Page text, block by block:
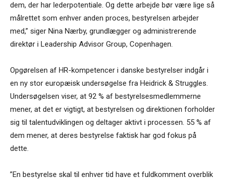
dem, der har lederpotentiale. Og dette arbejde bør være lige så
målrettet som enhver anden proces, bestyrelsen arbejder
med,” siger Nina Nærby, grundlægger og administrerende
direktør i Leadership Advisor Group, Copenhagen.
Opgørelsen af HR-kompetencer i danske bestyrelser indgår i
en ny stor europæisk undersøgelse fra Heidrick & Struggles.
Undersøgelsen viser, at 92 % af bestyrelsesmedlemmerne
mener, at det er vigtigt, at bestyrelsen og direktionen forholder
sig til talentudviklingen og deltager aktivt i processen. 55 % af
dem mener, at deres bestyrelse faktisk har god fokus på
dette.
”En bestyrelse skal til enhver tid have et fuldkomment overblik